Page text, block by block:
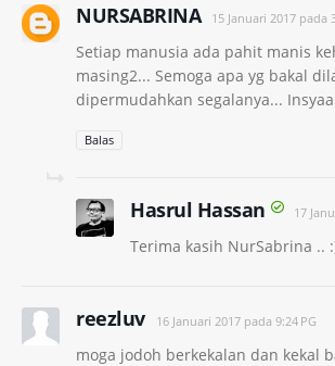
NURSABRINA 15 Januari 2017 pada
Setiap manusia ada pahit manis
masing2... Semoga apa yg bakal
dipermudahkan segalanya...
Balas
Hasrul Hassan 17
Terima kasih NurSabrina ..
reezluv 16 Januari 2017 pada 9:24 PG
moga jodoh berkekalan dan kekal